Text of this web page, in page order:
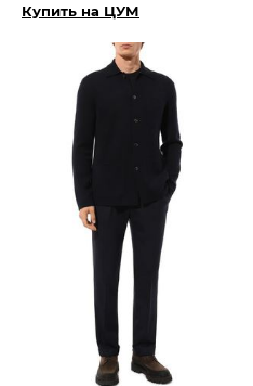
Купить на ЦУМ